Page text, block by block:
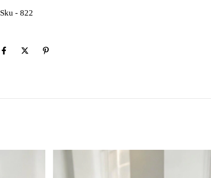
Sku - 822